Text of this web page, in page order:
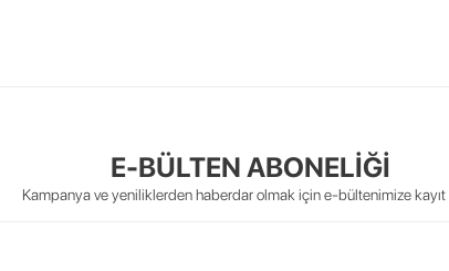
E-BÜLTEN ABONELİĞİ
Kampanya ve yeniliklerden haberdar olmak için e-bültenimize kayıt